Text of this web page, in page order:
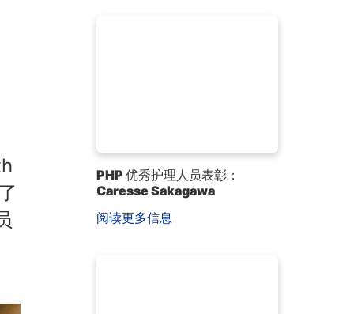
PHP 优秀护理人员表彰：
Caresse Sakagawa
阅读更多信息